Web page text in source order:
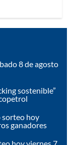
8 de agosto
sostenible”
sorteo hoy
ganadores